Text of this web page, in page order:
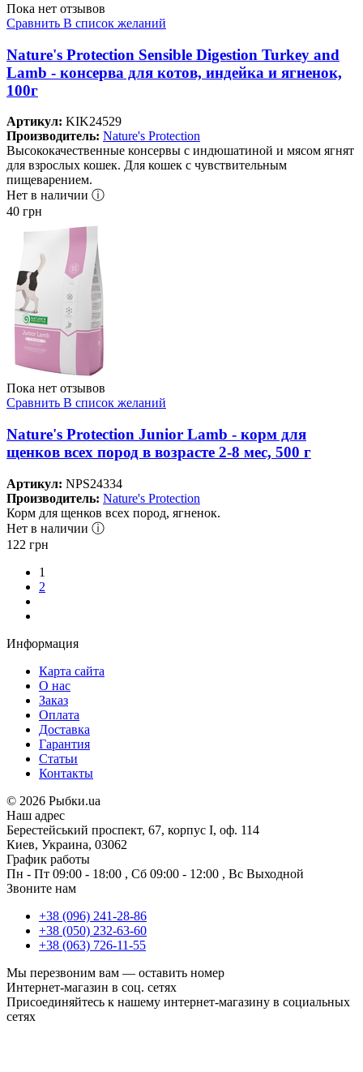
Пока нет отзывов
Сравнить В список желаний
Nature's Protection Sensible Digestion Turkey and
Lamb - консерва для котов, индейка и ягненок,
100г
Артикул: KIK24529
Производитель: Nature's Protection
Высококачественные консервы с индюшатиной и мясом ягнят
для взрослых кошек. Для кошек с чувствительным
пищеварением.
Нет в наличии ⓘ
40 грн
Пока нет отзывов
Сравнить В список желаний
Nature's Protection Junior Lamb - корм для
щенков всех пород в возрасте 2-8 мес, 500 г
Артикул: NPS24334
Производитель: Nature's Protection
Корм для щенков всех пород, ягненок.
Нет в наличии ⓘ
122 грн
1
2
Информация
Карта сайта
О нас
Заказ
Оплата
Доставка
Гарантия
Статьи
Контакты
© 2026 Рыбки.ua
Наш адрес
Берестейський проспект, 67, корпус I, оф. 114
Киев, Украина, 03062
График работы
Пн - Пт 09:00 - 18:00 , Сб 09:00 - 12:00 , Вс Выходной
Звоните нам
+38 (096) 241-28-86
+38 (050) 232-63-60
+38 (063) 726-11-55
Мы перезвоним вам — оставить номер
Интернет-магазин в соц. сетях
Присоединяйтесь к нашему интернет-магазину в социальных
сетях